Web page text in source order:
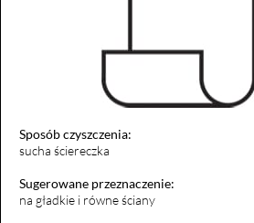
Sposób czyszczenia:
sucha ściereczka
Sugerowane przeznaczenie:
na gładkie i równe ściany